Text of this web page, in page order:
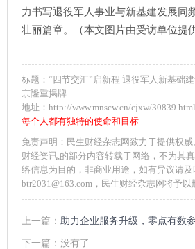
力书写退役军人事业与新基建发展同
壮丽篇章。（本文图片由受访单位提
标题：“四节交汇”启新程 退役军人新基础
京隆重揭牌
地址：http://www.mnscw.cn/cjxw/30839.html
每个人都有独特的使命和目标
免责声明：民生财经杂志网致力于提供权
财经资讯,的部分内容转载于网络，不为其
络信息为目的，非商业用途，如有异议请及
btr2031@163.com，民生财经杂志网将予以
上一篇： 助力企业服务升级，零点有数参与
下一篇：没有了